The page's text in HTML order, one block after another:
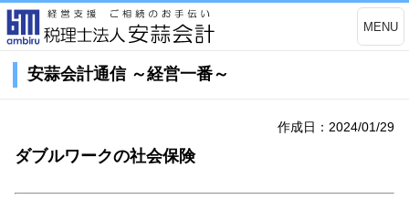
MENU
安蒜会計通信 ～経営一番～
作成日：2024/01/29
ダブルワークの社会保険